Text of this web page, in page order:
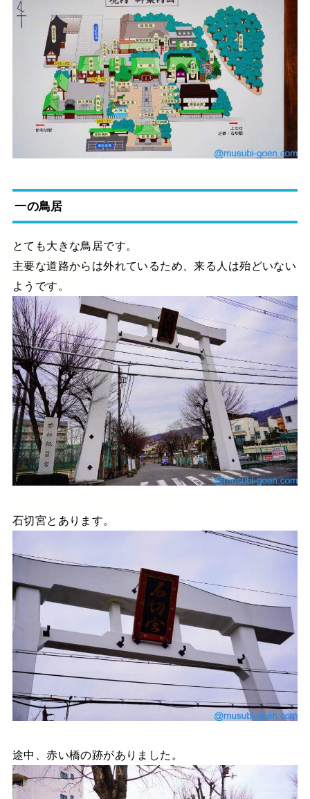
一の鳥居
とても大きな鳥居です。
主要な道路からは外れているため、来る人は殆どいない
ようです。
石切宮とあります。
途中、赤い橋の跡がありました。